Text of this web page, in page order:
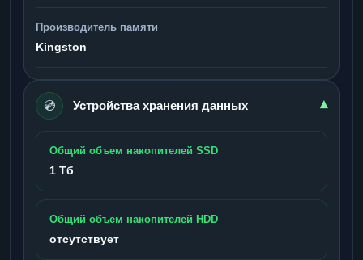
Производитель памяти
Kingston
💿 Устройства хранения данных ▾
Общий объем накопителей SSD
1 Тб
Общий объем накопителей HDD
отсутствует